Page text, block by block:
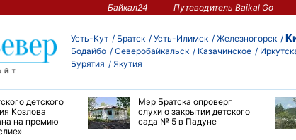
Байкал24 Путеводитель Baikal Go
Усть-Кут Братск Усть-Илимск Железногорск
Бодайбо Северобайкальск Казачинское
Бурятия
Якутия
детского
Козлова
на премию
Мэр Братска опроверг
слухи о закрытии детского
сада № 5 в Падуне